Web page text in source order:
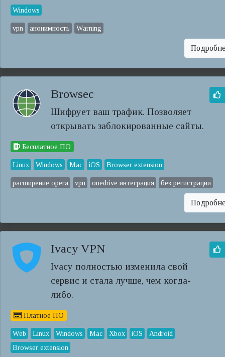
Windows
vpn анонимность Warning
Browsec
Шифрует ваш трафик. Позволяет
открывать заблокированные сайты.
Бесплатное ПО
Linux Windows Mac iOS Browser extension
расширение opera vpn onedrive интеграция без регистрации
Ivacy VPN
Ivacy полностью изменила свой
сервис и стала лучше, чем когда-
либо.
Платное ПО
Web Linux Windows Mac Xbox iOS
Android
Browser extension